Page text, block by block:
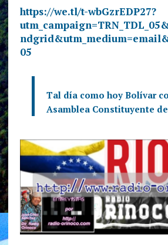
https://we.tl/t-wbGzrEDP27?
05
Tal día como hoy Bolívar
Asamblea Constituyente